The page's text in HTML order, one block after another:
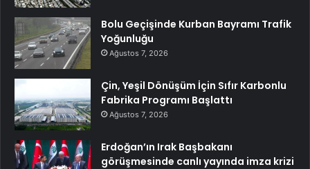
Bolu Geçişinde Kurban Bayramı Trafik
Yoğunluğu
Ağustos 7, 2026
Çin, Yeşil Dönüşüm İçin Sıfır Karbonlu
Fabrika Programı Başlattı
Ağustos 7, 2026
Erdoğan’ın Irak Başbakanı
görüşmesinde canlı yayında imza krizi